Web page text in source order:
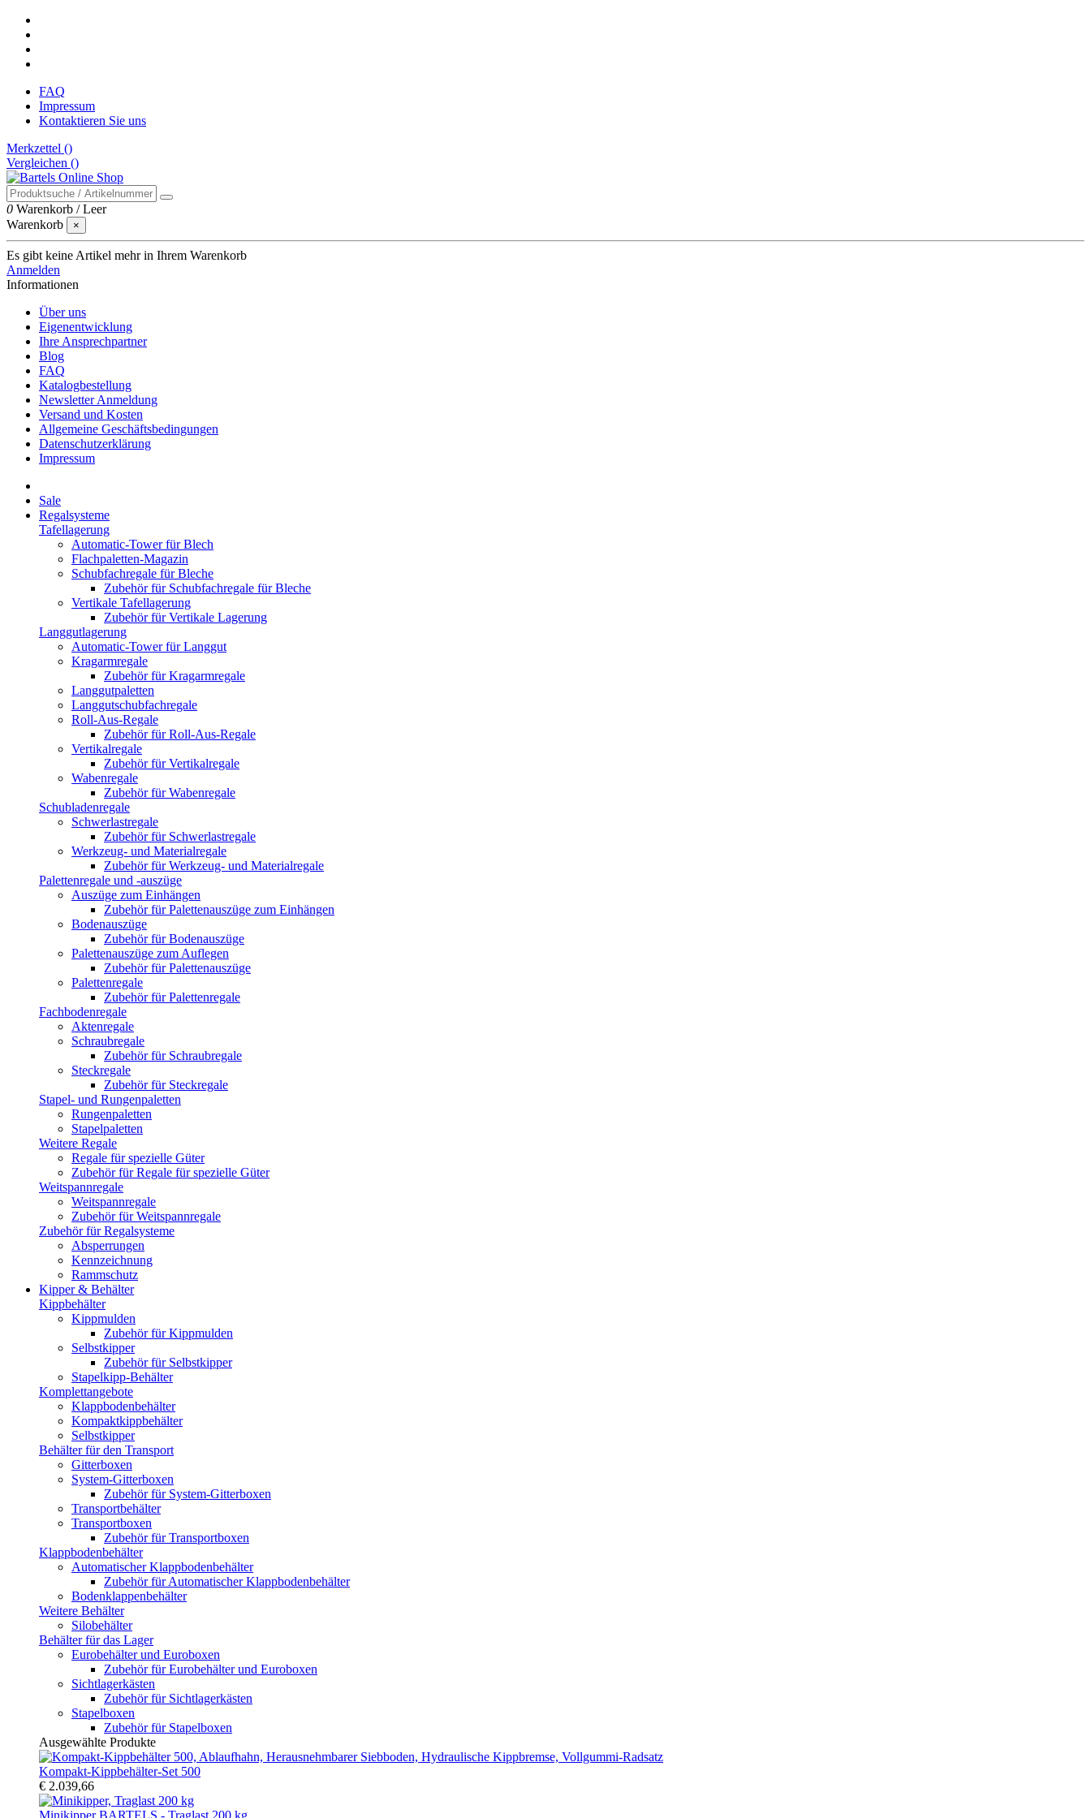
FAQ
Impressum
Kontaktieren Sie uns
Merkzettel ()
Vergleichen ()
0 Warenkorb /Leer
Warenkorb
×
Es gibt keine Artikel mehr in Ihrem Warenkorb
Anmelden
Informationen
Über uns
Eigenentwicklung
Ihre Ansprechpartner
Blog
FAQ
Katalogbestellung
Newsletter Anmeldung
Versand und Kosten
Allgemeine Geschäftsbedingungen
Datenschutzerklärung
Impressum
Sale
Regalsysteme
Tafellagerung
Automatic-Tower für Blech
Flachpaletten-Magazin
Schubfachregale für Bleche
Zubehör für Schubfachregale für Bleche
Vertikale Tafellagerung
Zubehör für Vertikale Lagerung
Langgutlagerung
Automatic-Tower für Langgut
Kragarmregale
Zubehör für Kragarmregale
Langgutpaletten
Langgutschubfachregale
Roll-Aus-Regale
Zubehör für Roll-Aus-Regale
Vertikalregale
Zubehör für Vertikalregale
Wabenregale
Zubehör für Wabenregale
Schubladenregale
Schwerlastregale
Zubehör für Schwerlastregale
Werkzeug- und Materialregale
Zubehör für Werkzeug- und Materialregale
Palettenregale und -auszüge
Auszüge zum Einhängen
Zubehör für Palettenauszüge zum Einhängen
Bodenauszüge
Zubehör für Bodenauszüge
Palettenauszüge zum Auflegen
Zubehör für Palettenauszüge
Palettenregale
Zubehör für Palettenregale
Fachbodenregale
Aktenregale
Schraubregale
Zubehör für Schraubregale
Steckregale
Zubehör für Steckregale
Stapel- und Rungenpaletten
Rungenpaletten
Stapelpaletten
Weitere Regale
Regale für spezielle Güter
Zubehör für Regale für spezielle Güter
Weitspannregale
Weitspannregale
Zubehör für Weitspannregale
Zubehör für Regalsysteme
Absperrungen
Kennzeichnung
Rammschutz
Kipper & Behälter
Kippbehälter
Kippmulden
Zubehör für Kippmulden
Selbstkipper
Zubehör für Selbstkipper
Stapelkipp-Behälter
Komplettangebote
Klappbodenbehälter
Kompaktkippbehälter
Selbstkipper
Behälter für den Transport
Gitterboxen
System-Gitterboxen
Zubehör für System-Gitterboxen
Transportbehälter
Transportboxen
Zubehör für Transportboxen
Klappbodenbehälter
Automatischer Klappbodenbehälter
Zubehör für Automatischer Klappbodenbehälter
Bodenklappenbehälter
Weitere Behälter
Silobehälter
Behälter für das Lager
Eurobehälter und Euroboxen
Zubehör für Eurobehälter und Euroboxen
Sichtlagerkästen
Zubehör für Sichtlagerkästen
Stapelboxen
Zubehör für Stapelboxen
Ausgewählte Produkte
Kompakt-Kippbehälter-Set 500
€ 2.039,66
Minikipper BARTELS - Traglast 200 kg